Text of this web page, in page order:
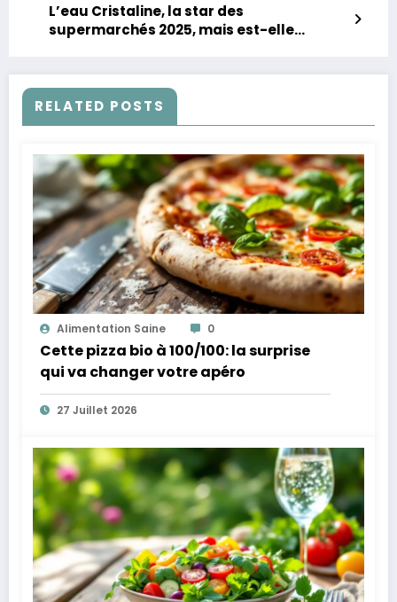
L’eau Cristaline, la star des
supermarchés 2025, mais est-elle
RELATED POSTS
Alimentation Saine 0
Cette pizza bio à 100/100: la surprise
qui va changer votre apéro
27 Juillet 2026